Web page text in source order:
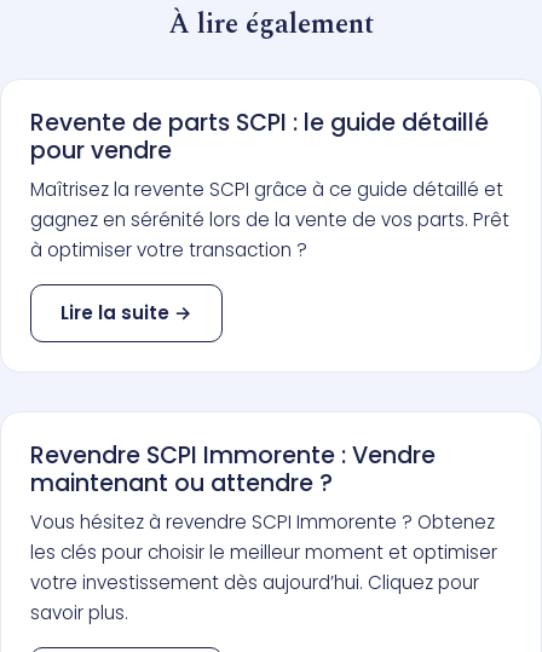
À lire également
Revente de parts SCPI : le guide détaillé
pour vendre
Maîtrisez la revente SCPI grâce à ce guide détaillé et
gagnez en sérénité lors de la vente de vos parts. Prêt
à optimiser votre transaction ?
Lire la suite →
Revendre SCPI Immorente : Vendre
maintenant ou attendre ?
Vous hésitez à revendre SCPI Immorente ? Obtenez
les clés pour choisir le meilleur moment et optimiser
votre investissement dès aujourd’hui. Cliquez pour
savoir plus.